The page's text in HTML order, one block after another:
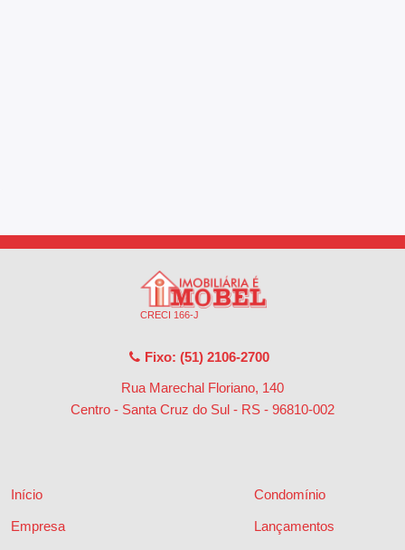
CRECI 166-J
Fixo: (51) 2106-2700
Rua Marechal Floriano, 140
Centro - Santa Cruz do Sul - RS - 96810-002
Início
Empresa
Condomínio
Lançamentos